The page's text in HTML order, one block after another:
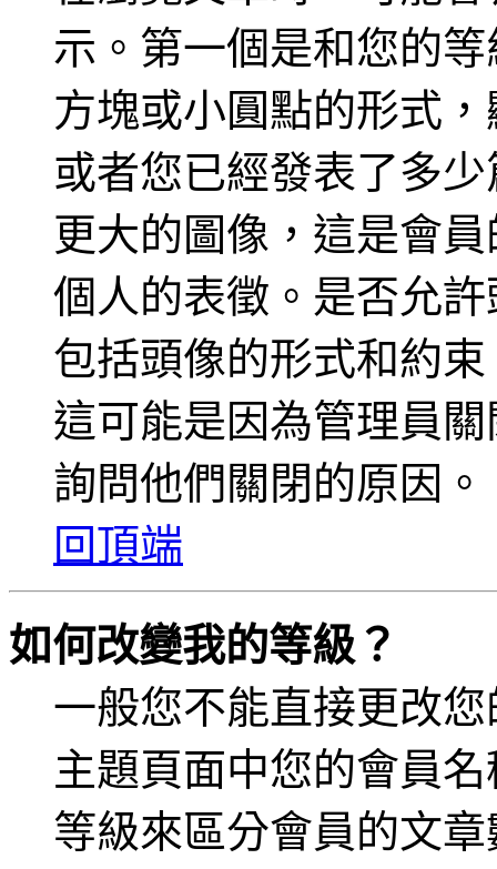
示。第一個是和您的
方塊或小圓點的形式
或者您已經發表了多
更大的圖像，這是會
個人的表徵。是否允
包括頭像的形式和約
這可能是因為管理員
詢問他們關閉的原因。
回頂端
如何改變我的等級？
一般您不能直接更改
主題頁面中您的會員
等級來區分會員的文